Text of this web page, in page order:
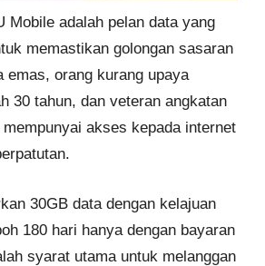
Mobile adalah pelan data yang
memastikan golongan sasaran
emas, orang kurang upaya
30 tahun, dan veteran angkatan
akses kepada internet
30GB data dengan kelajuan
180 hari hanya dengan bayaran
syarat utama untuk melanggan